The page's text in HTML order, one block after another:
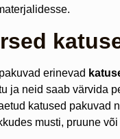
erinevad
ja neid saab värvida
katused pakuvad
musti, pruune